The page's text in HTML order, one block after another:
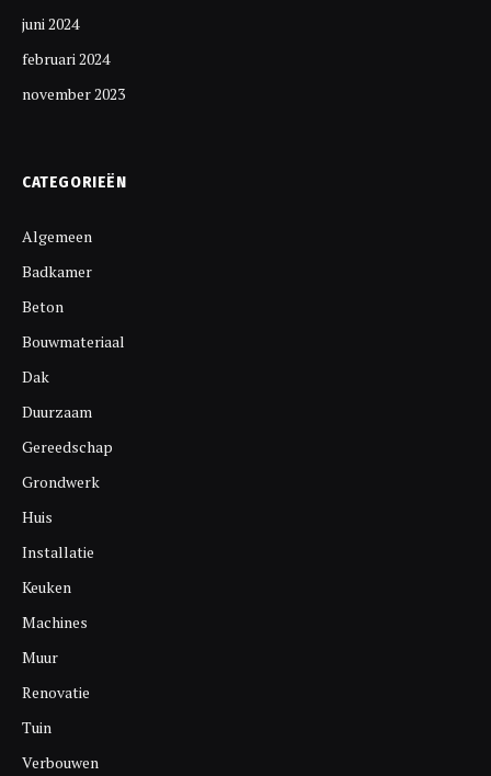
juni 2024
februari 2024
november 2023
CATEGORIEËN
Algemeen
Badkamer
Beton
Bouwmateriaal
Dak
Duurzaam
Gereedschap
Grondwerk
Huis
Installatie
Keuken
Machines
Muur
Renovatie
Tuin
Verbouwen